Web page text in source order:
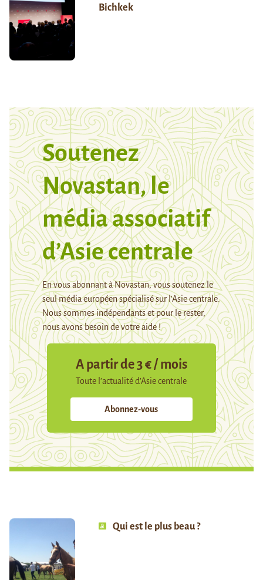
Bichkek
Soutenez
Novastan, le
média associatif
d’Asie centrale
En vous abonnant à Novastan, vous soutenez le
seul média européen spécialisé sur l’Asie centrale.
Nous sommes indépendants et pour le rester,
nous avons besoin de votre aide !
A partir de 3 € / mois
Toute l’actualité d’Asie centrale
Abonnez-vous
Qui est le plus beau ?